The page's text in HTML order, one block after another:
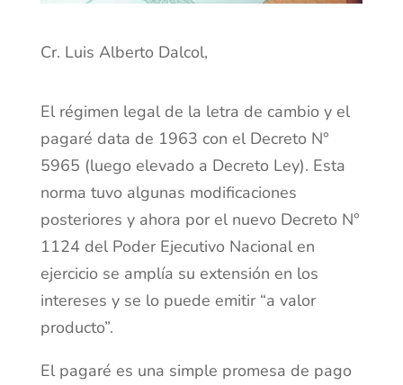
Cr. Luis Alberto Dalcol,
El régimen legal de la letra de cambio y el
pagaré data de 1963 con el Decreto N°
5965 (luego elevado a Decreto Ley). Esta
norma tuvo algunas modificaciones
posteriores y ahora por el nuevo Decreto N°
1124 del Poder Ejecutivo Nacional en
ejercicio se amplía su extensión en los
intereses y se lo puede emitir “a valor
producto”.
El pagaré es una simple promesa de pago